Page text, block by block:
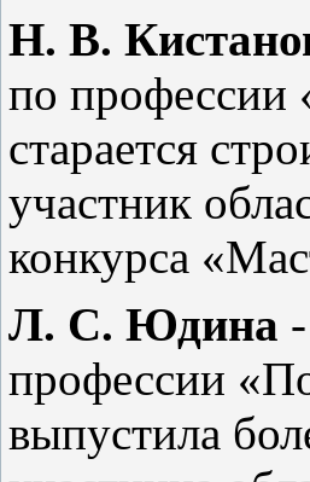
Н. В.
по профессии
старается
участник
конкурса
Л. С. Юдина -
профессии
выпустила